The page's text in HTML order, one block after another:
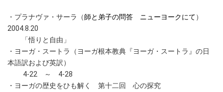
・プラナヴァ・サーラ（師と弟子の問答 ニューヨークにて）
2004.8.20
「悟りと自由」
・ヨーガ・スートラ
（ヨーガ根本教典『ヨーガ・スートラ』の日
本語訳および英訳）
4-22 ～ 4-28
・ヨーガの歴史をひも解く 第十二回 心の探究